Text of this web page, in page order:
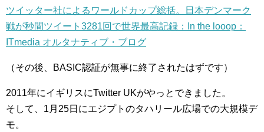
ツイッター社によるワールドカップ総括。日本デンマーク
戦が秒間ツイート3281回で世界最高記録：In the looop：
ITmedia オルタナティブ・ブログ
（その後、BASIC認証が無事に終了されたはずです）
2011年にイギリスにTwitter UKがやっとできました。
そして、1月25日にエジプトのタハリール広場での大規模デ
モ。